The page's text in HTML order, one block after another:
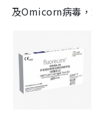
及Omicorn病毒